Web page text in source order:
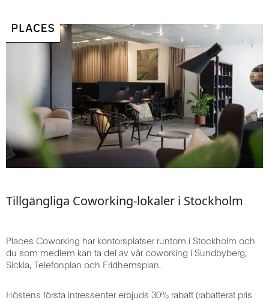
Tillgängliga Coworking-lokaler i Stockholm
Places Coworking har kontorsplatser runtom i Stockholm och
du som medlem kan ta del av vår coworking i Sundbyberg,
Sickla, Telefonplan och Fridhemsplan.
Höstens första intressenter erbjuds 30% rabatt (rabatterat pris